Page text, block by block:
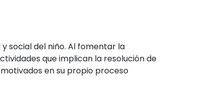
social del niño. Al fomentar la
que implican la resolución de
en su propio proceso